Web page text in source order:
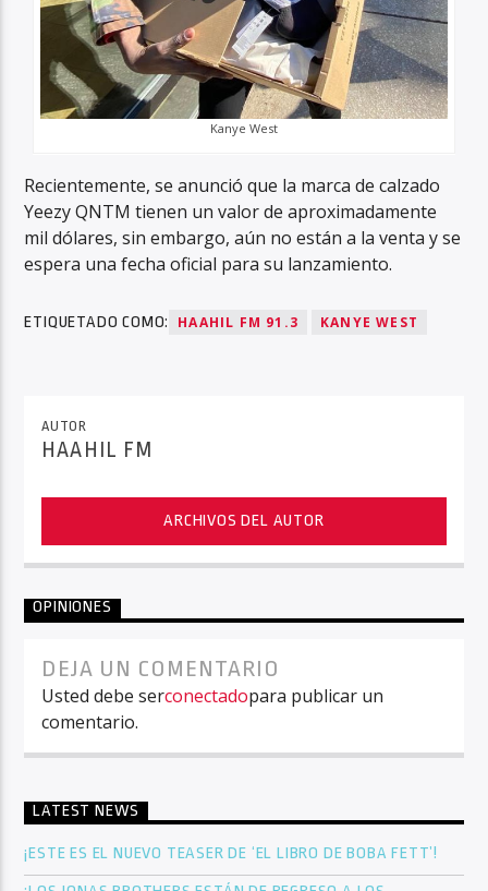
Kanye West
Recientemente, se anunció que la marca de calzado
Yeezy QNTM tienen un valor de aproximadamente
mil dólares, sin embargo, aún no están a la venta y se
espera una fecha oficial para su lanzamiento.
ETIQUETADO COMO: HAAHIL FM 91.3 KANYE WEST
AUTOR
HAAHIL FM
ARCHIVOS DEL AUTOR
OPINIONES
DEJA UN COMENTARIO
Usted debe serconectadopara publicar un
comentario.
LATEST NEWS
¡ESTE ES EL NUEVO TEASER DE ‘EL LIBRO DE BOBA FETT’!